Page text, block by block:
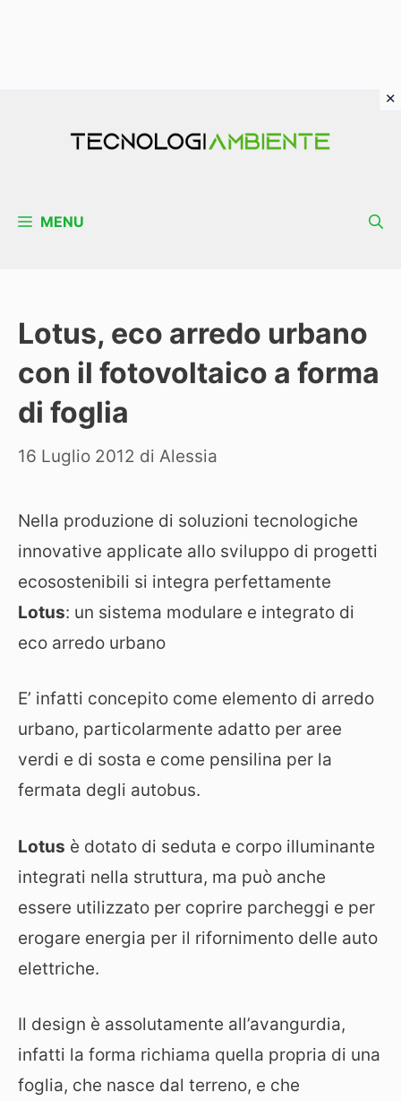
MENU
Lotus, eco arredo urbano
con il fotovoltaico a forma
di foglia
16 Luglio 2012 di Alessia
Nella produzione di soluzioni tecnologiche
innovative applicate allo sviluppo di progetti
ecosostenibili si integra perfettamente
Lotus: un sistema modulare e integrato di
eco arredo urbano
E’ infatti concepito come elemento di arredo
urbano, particolarmente adatto per aree
verdi e di sosta e come pensilina per la
fermata degli autobus.
Lotus è dotato di seduta e corpo illuminante
integrati nella struttura, ma può anche
essere utilizzato per coprire parcheggi e per
erogare energia per il rifornimento delle auto
elettriche.
Il design è assolutamente all’avangurdia,
infatti la forma richiama quella propria di una
foglia, che nasce dal terreno, e che